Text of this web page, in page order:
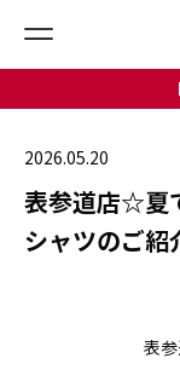
2026.05.20
表参道店☆夏
シャツのご紹
表